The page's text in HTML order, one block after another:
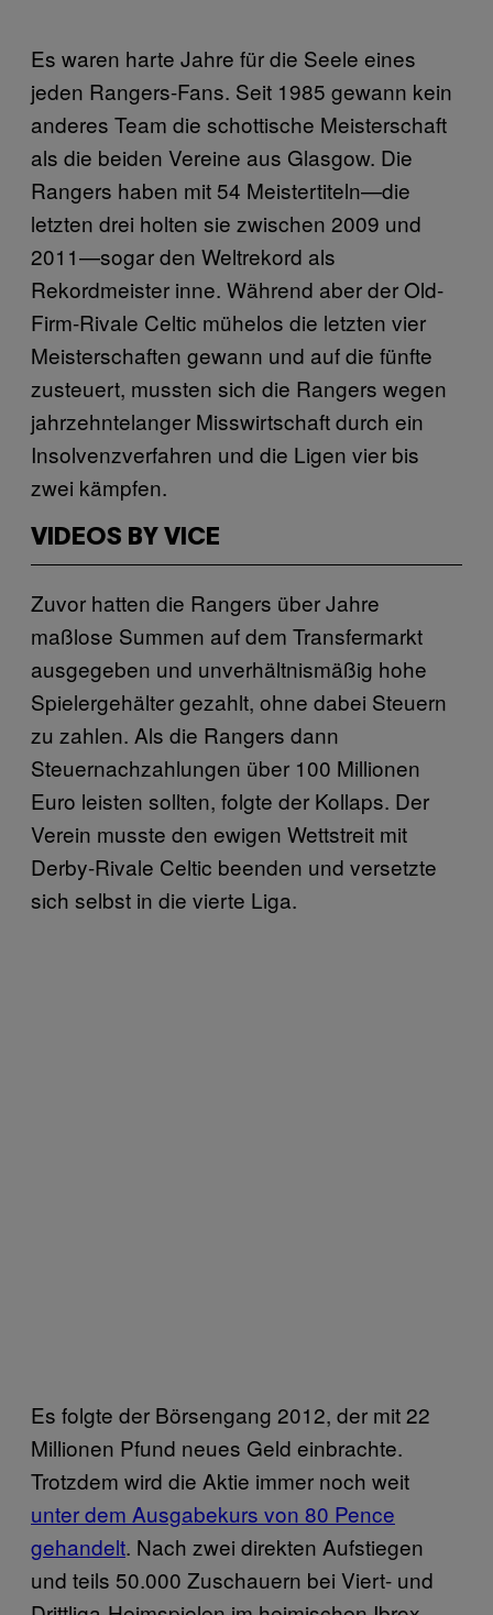
Es waren harte Jahre für die Seele eines
jeden Rangers-Fans. Seit 1985 gewann kein
anderes Team die schottische Meisterschaft
als die beiden Vereine aus Glasgow. Die
Rangers haben mit 54 Meistertiteln—die
letzten drei holten sie zwischen 2009 und
2011—sogar den Weltrekord als
Rekordmeister inne. Während aber der Old-
Firm-Rivale Celtic mühelos die letzten vier
Meisterschaften gewann und auf die fünfte
zusteuert, mussten sich die Rangers wegen
jahrzehntelanger Misswirtschaft durch ein
Insolvenzverfahren und die Ligen vier bis
zwei kämpfen.
VIDEOS BY VICE
Zuvor hatten die Rangers über Jahre
maßlose Summen auf dem Transfermarkt
ausgegeben und unverhältnismäßig hohe
Spielergehälter gezahlt, ohne dabei Steuern
zu zahlen. Als die Rangers dann
Steuernachzahlungen über 100 Millionen
Euro leisten sollten, folgte der Kollaps. Der
Verein musste den ewigen Wettstreit mit
Derby-Rivale Celtic beenden und versetzte
sich selbst in die vierte Liga.
Es folgte der Börsengang 2012, der mit 22
Millionen Pfund neues Geld einbrachte.
Trotzdem wird die Aktie immer noch weit
unter dem Ausgabekurs von 80 Pence
gehandelt. Nach zwei direkten Aufstiegen
und teils 50.000 Zuschauern bei Viert- und